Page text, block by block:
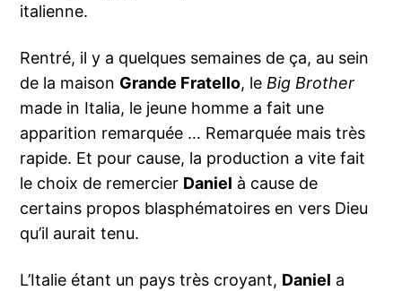
italienne.
Rentré, il y a quelques semaines de ça, au sein
de la maison Grande Fratello, leBig Brother
made in Italia, le jeune homme a fait une
apparition remarquée … Remarquée mais très
rapide. Et pour cause, la production a vite fait
le choix de remercier Daniel à cause de
certains propos blasphématoires en vers Dieu
qu’il aurait tenu.
L’Italie étant un pays très croyant, Daniel a